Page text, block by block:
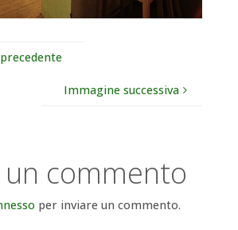
Immagine successiva
un commento
per inviare un commento.